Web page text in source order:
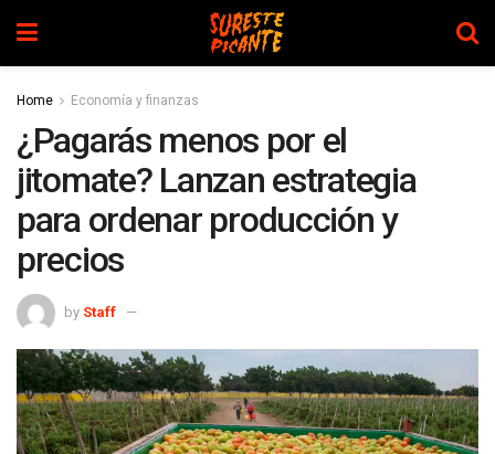
Home Economía y finanzas
¿Pagarás menos por el
jitomate? Lanzan estrategia
para ordenar producción y
precios
by Staff